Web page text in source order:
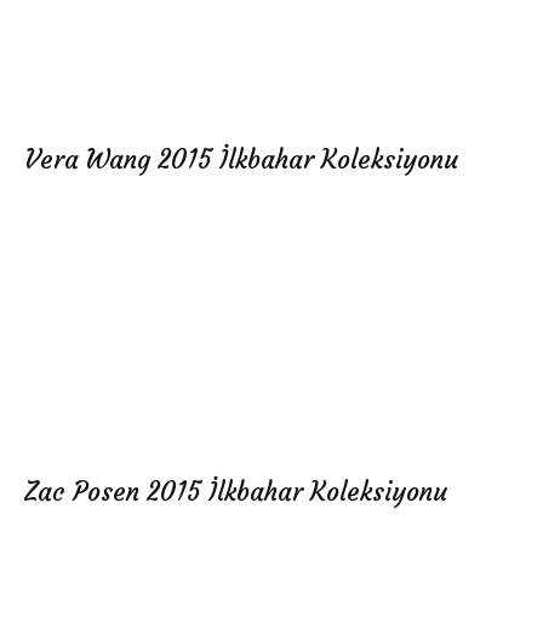
Vera Wang 2015 İlkbahar Koleksiyonu
Zac Posen 2015 İlkbahar Koleksiyonu